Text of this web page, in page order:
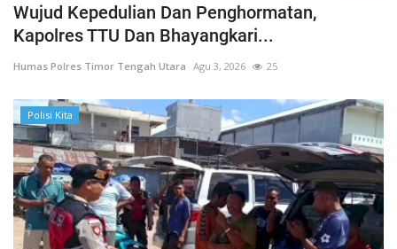
Wujud Kepedulian Dan Penghormatan,
Kapolres TTU Dan Bhayangkari...
Humas Polres Timor Tengah Utara Agu 3, 2026 25
Polisi Kita